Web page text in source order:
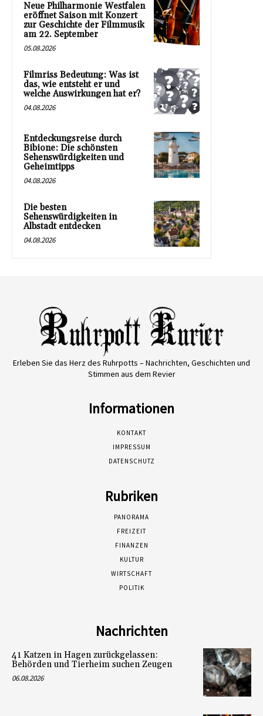
Neue Philharmonie Westfalen
eröffnet Saison mit Konzert
zur Geschichte der Filmmusik
am 22. September
05.08.2026
Filmriss Bedeutung: Was ist
das, wie entsteht er und
welche Auswirkungen hat er?
04.08.2026
Entdeckungsreise durch
Bibione: Die schönsten
Sehenswürdigkeiten und
Geheimtipps
04.08.2026
Die besten
Sehenswürdigkeiten in
Albstadt entdecken
04.08.2026
Erleben Sie das Herz des Ruhrpotts – Nachrichten, Geschichten und
Stimmen aus dem Revier
Informationen
KONTAKT
IMPRESSUM
DATENSCHUTZ
Rubriken
PANORAMA
FREIZEIT
FINANZEN
KULTUR
WIRTSCHAFT
POLITIK
Nachrichten
41 Katzen in Hagen zurückgelassen:
Behörden und Tierheim suchen Zeugen
06.08.2026